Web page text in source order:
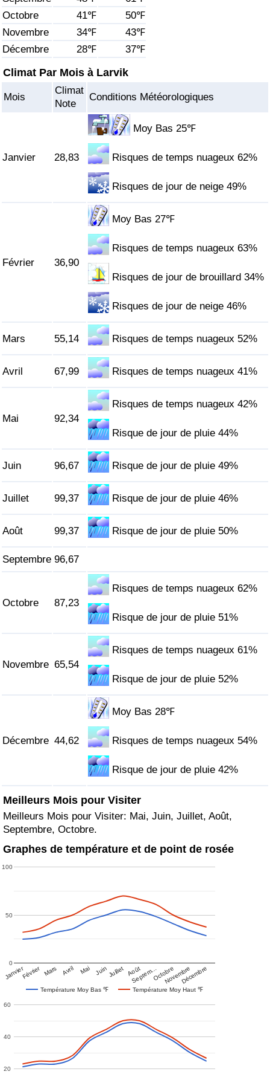
Octobre
41℉
50℉
Novembre
34℉
43℉
Décembre
28℉ 37℉
Climat Par Mois à Larvik
Mois
Climat
Note
Conditions Météorologiques
Janvier 28,83
Moy Bas 25℉
Risques de temps nuageux 62%
Risques de jour de neige 49%
Février 36,90
Moy Bas 27℉
Risques de temps nuageux 63%
Risques de jour de brouillard 34%
Risques de jour de neige 46%
Mars 55,14 Risques de temps nuageux 52%
Avril 67,99 Risques de temps nuageux 41%
Mai 92,34
Risques de temps nuageux 42%
Risque de jour de pluie 44%
Juin 96,67 Risque de jour de pluie 49%
Juillet 99,37 Risque de jour de pluie 46%
Août 99,37 Risque de jour de pluie 50%
Septembre 96,67
Octobre 87,23
Risques de temps nuageux 62%
Risque de jour de pluie 51%
Novembre 65,54
Risques de temps nuageux 61%
Risque de jour de pluie 52%
Décembre 44,62
Moy Bas 28℉
Risques de temps nuageux 54%
Risque de jour de pluie 42%
Meilleurs Mois pour Visiter
Meilleurs Mois pour Visiter: Mai, Juin, Juillet, Août,
Septembre, Octobre.
Graphes de température et de point de rosée
Température Moy Bas ℉ Température Moy Haut ℉
JanvierFévrier Mars Avril Mai Juin Juillet Août
Septem…OctobreNovembreDécembre
0
50
100
20
40
60
Soins de santé
Indice des soins de santé (Actuel)
Indice des soins de santé par Pays
Indice de Pollution (Actuel)
Indice de pollution
Indice de Pollution par Pays
Trafic
Indice de Trafic (Actuel)
Indice de Trafic par Pays